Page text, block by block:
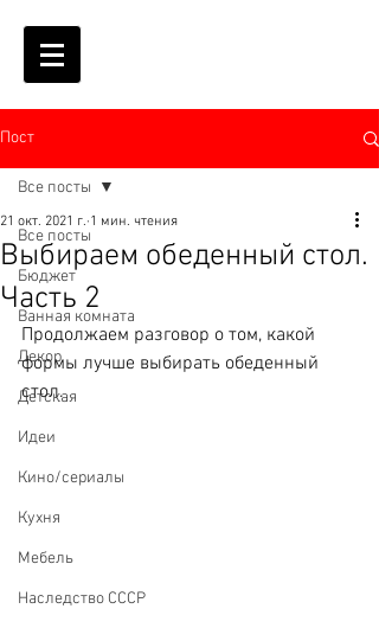
Пост
Все посты
Бюджет
Ванная комната
Декор
Детская
Идеи
Кино/сериалы
Кухня
Мебель
Наследство СССР
Все посты
Выбираем обеденный стол.
Часть 2
21 окт. 2021 г. 1 мин. чтения
Продолжаем разговор о том, какой
формы лучше выбирать обеденный
стол.